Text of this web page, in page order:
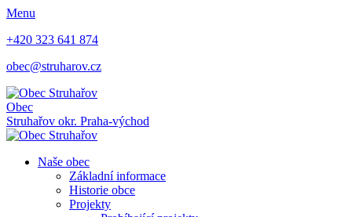
Menu
+420 323 641 874
obec@struharov.cz
Obec
Struhařov okr. Praha-východ
Naše obec
Základní informace
Historie obce
Projekty